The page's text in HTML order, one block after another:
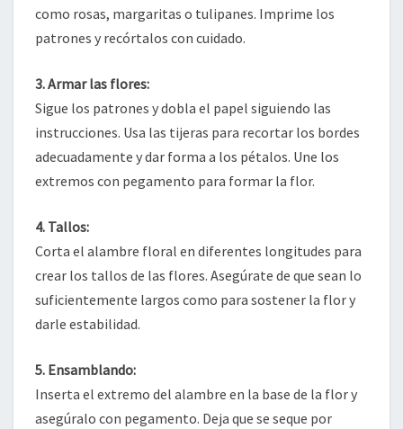
como rosas, margaritas o tulipanes. Imprime los
patrones y recórtalos con cuidado.
3. Armar las flores:
Sigue los patrones y dobla el papel siguiendo las
instrucciones. Usa las tijeras para recortar los bordes
adecuadamente y dar forma a los pétalos. Une los
extremos con pegamento para formar la flor.
4. Tallos:
Corta el alambre floral en diferentes longitudes para
crear los tallos de las flores. Asegúrate de que sean lo
suficientemente largos como para sostener la flor y
darle estabilidad.
5. Ensamblando:
Inserta el extremo del alambre en la base de la flor y
asegúralo con pegamento. Deja que se seque por